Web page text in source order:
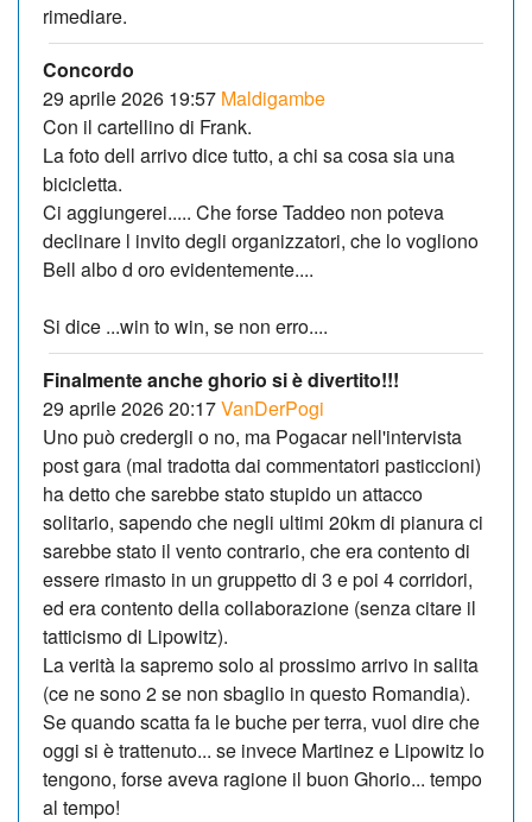
rimediare.
Concordo
29 aprile 2026 19:57 Maldigambe
Con il cartellino di Frank.
La foto dell arrivo dice tutto, a chi sa cosa sia una
bicicletta.
Ci aggiungerei..... Che forse Taddeo non poteva
declinare l invito degli organizzatori, che lo vogliono
Bell albo d oro evidentemente....
Si dice ...win to win, se non erro....
Finalmente anche ghorio si è divertito!!!
29 aprile 2026 20:17VanDerPogi
Uno può credergli o no, ma Pogacar nell'intervista
post gara (mal tradotta dai commentatori pasticcioni)
ha detto che sarebbe stato stupido un attacco
solitario, sapendo che negli ultimi 20km di pianura ci
sarebbe stato il vento contrario, che era contento di
essere rimasto in un gruppetto di 3 e poi 4 corridori,
ed era contento della collaborazione (senza citare il
tatticismo di Lipowitz).
La verità la sapremo solo al prossimo arrivo in salita
(ce ne sono 2 se non sbaglio in questo Romandia).
Se quando scatta fa le buche per terra, vuol dire che
oggi si è trattenuto... se invece Martinez e Lipowitz lo
tengono, forse aveva ragione il buon Ghorio... tempo
al tempo!